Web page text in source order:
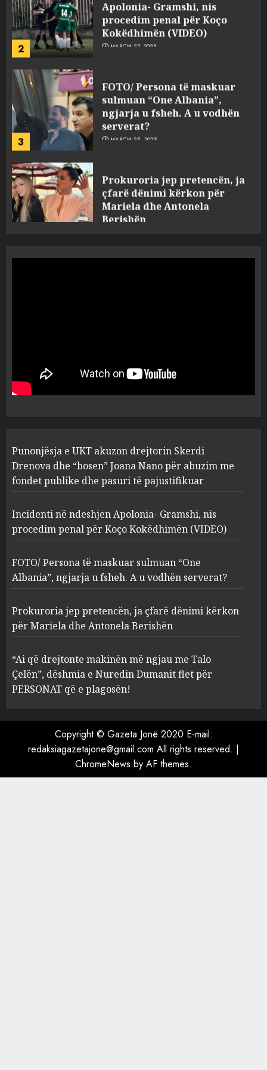
2
Kokëdhimën (VIDEO)
MARCH 27, 2025
ngjarja u fsheh. A u vodhën
serverat?
MARCH 25, 2025
4
Mariela dhe Antonela
Berishën
MARCH 25, 2025
1
“bosen” Joana Nano për
abuzim me fondet publike dhe
pasuri të pajustifikuar
2
Apolonia- Gramshi, nis
procedim penal për Koço
Kokëdhimën (VIDEO)
MARCH 27, 2025
3
FOTO/ Persona të maskuar
sulmuan “One Albania”,
ngjarja u fsheh. A u vodhën
serverat?
MARCH 25, 2025
4
Prokuroria jep pretencën, ja
çfarë dënimi kërkon për
Berishën
MARCH 25, 2025
ngjau me Talo Çelën”,
dëshmia e Nuredin Dumanit
flet për PERSONAT që e
plagosën!
Punonjësja e UKT akuzon drejtorin Skerdi
Drenova dhe “bosen” Joana Nano për abuzim me
fondet publike dhe pasuri të pajustifikuar
Incidenti në ndeshjen Apolonia- Gramshi, nis
procedim penal për Koço Kokëdhimën (VIDEO)
FOTO/ Persona të maskuar sulmuan “One
Albania”, ngjarja u fsheh. A u vodhën serverat?
Prokuroria jep pretencën, ja çfarë dënimi kërkon
për Mariela dhe Antonela Berishën
“Ai që drejtonte makinën më ngjau me Talo
Çelën”, dëshmia e Nuredin Dumanit flet për
PERSONAT që e plagosën!
Copyright © Gazeta Jonë 2020 E-mail:
redaksiagazetajone@gmail.com All rights reserved. |
ChromeNews by AF themes.